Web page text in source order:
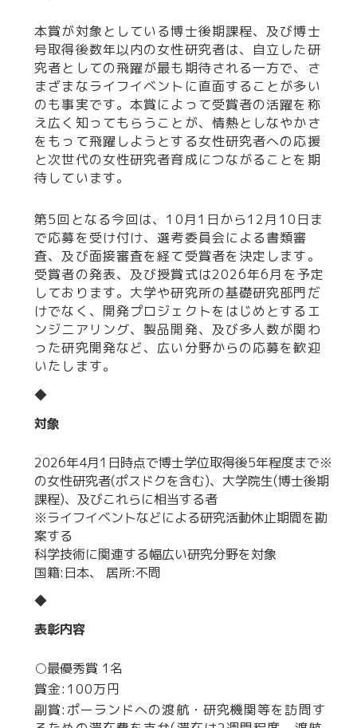
本賞が対象としている博士後期課程、及び博士
号取得後数年以内の女性研究者は、自立した研
究者としての飛躍が最も期待される一方で、さ
まざまなライフイベントに直面することが多い
のも事実です。本賞によって受賞者の活躍を称
え広く知ってもらうことが、情熱としなやかさ
をもって飛躍しようとする女性研究者への応援
と次世代の女性研究者育成につながることを期
待しています。
第5回となる今回は、10月1日から12月10日ま
で応募を受け付け、選考委員会による書類審
査、及び面接審査を経て受賞者を決定します。
受賞者の発表、及び授賞式は2026年6月を予定
しております。大学や研究所の基礎研究部門だ
けでなく、開発プロジェクトをはじめとするエ
ンジニアリング、製品開発、及び多人数が関わ
った研究開発など、広い分野からの応募を歓迎
いたします。
◆
対象
2026年4月1日時点で博士学位取得後5年程度まで※
の女性研究者(ポスドクを含む)、大学院生(博士後期
課程)、及びこれらに相当する者
※ライフイベントなどによる研究活動休止期間を勘
案する
科学技術に関連する幅広い研究分野を対象
国籍:日本、 居所:不問
◆
表彰内容
○最優秀賞 1名
賞金:100万円
副賞:ポーランドへの渡航・研究機関等を訪問す